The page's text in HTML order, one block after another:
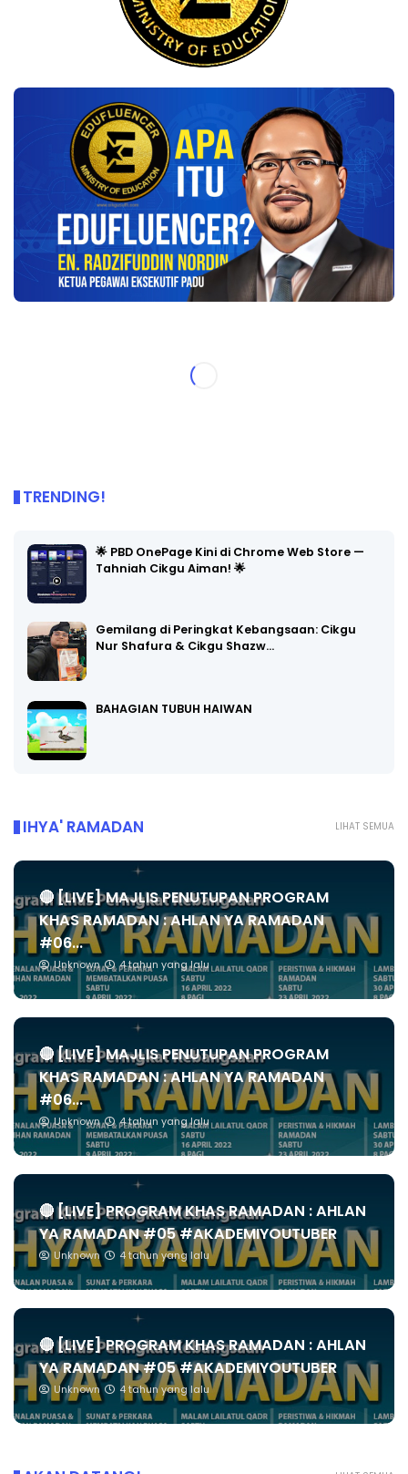
TRENDING!
🌟 PBD OnePage Kini di Chrome Web Store —
Tahniah Cikgu Aiman! 🌟
Gemilang di Peringkat Kebangsaan: Cikgu
Nur Shafura & Cikgu Shazw…
BAHAGIAN TUBUH HAIWAN
LIHAT SEMUA
IHYA' RAMADAN
🔴 [LIVE] MAJLIS PENUTUPAN PROGRAM
KHAS RAMADAN : AHLAN YA RAMADAN
#06...
Unknown 4 tahun yang lalu
🔴 [LIVE] MAJLIS PENUTUPAN PROGRAM
KHAS RAMADAN : AHLAN YA RAMADAN
#06...
Unknown 4 tahun yang lalu
🔴 [LIVE] PROGRAM KHAS RAMADAN : AHLAN
YA RAMADAN #05 #AKADEMIYOUTUBER
Unknown 4 tahun yang lalu
🔴 [LIVE] PROGRAM KHAS RAMADAN : AHLAN
YA RAMADAN #05 #AKADEMIYOUTUBER
Unknown 4 tahun yang lalu